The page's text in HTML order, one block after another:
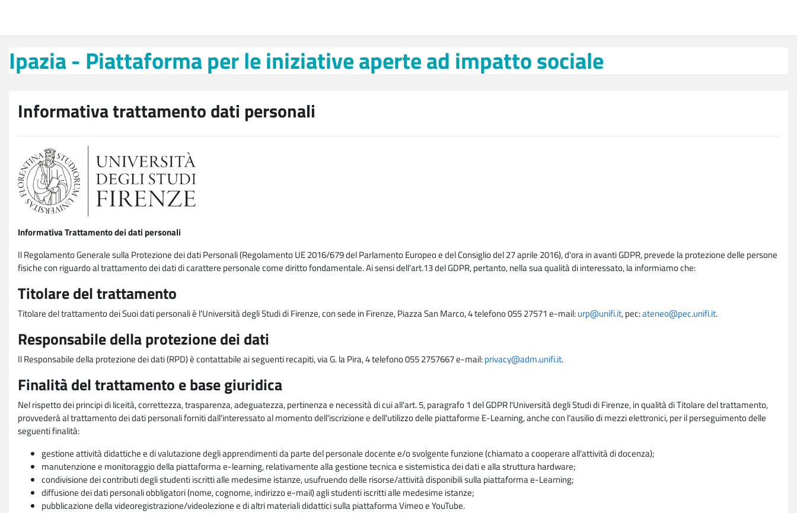
Ipazia - Piattaforma per le iniziative aperte ad impatto sociale
Informativa trattamento dati personali
Informativa Trattamento dei dati personali
Il Regolamento Generale sulla Protezione dei dati Personali (Regolamento UE 2016/679 del Parlamento Europeo e del Consiglio del 27 aprile 2016), d'ora in avanti GDPR, prevede la protezione delle persone
fisiche con riguardo al trattamento dei dati di carattere personale come diritto fondamentale. Ai sensi dell'art.13 del GDPR, pertanto, nella sua qualità di interessato, la informiamo che:
Titolare del trattamento
Titolare del trattamento dei Suoi dati personali è l'Università degli Studi di Firenze, con sede in Firenze, Piazza San Marco, 4 telefono 055 27571 e-mail:urp@unifi.it, pec:ateneo@pec.unifi.it.
Responsabile della protezione dei dati
Il Responsabile della protezione dei dati (RPD) è contattabile ai seguenti recapiti, via G. la Pira, 4 telefono 055 2757667 e-mail:privacy@adm.unifi.it.
Finalità del trattamento e base giuridica
Nel rispetto dei principi di liceità, correttezza, trasparenza, adeguatezza, pertinenza e necessità di cui all'art. 5, paragrafo 1 del GDPR l'Università degli Studi di Firenze, in qualità di Titolare del trattamento,
provvederà al trattamento dei dati personali forniti dall'interessato al momento dell'iscrizione e dell'utilizzo delle piattaforme E-Learning, anche con l'ausilio di mezzi elettronici, per il perseguimento delle
seguenti finalità:
gestione attività didattiche e di valutazione degli apprendimenti da parte del personale docente e/o svolgente funzione (chiamato a cooperare all'attività di docenza);
manutenzione e monitoraggio della piattaforma e-learning, relativamente alla gestione tecnica e sistemistica dei dati e alla struttura hardware;
condivisione dei contributi degli studenti iscritti alle medesime istanze, usufruendo delle risorse/attività disponibili sulla piattaforma e-Learning;
diffusione dei dati personali obbligatori (nome, cognome, indirizzo e-mail) agli studenti iscritti alle medesime istanze;
pubblicazione della videoregistrazione/videolezione e di altri materiali didattici sulla piattaforma Vimeo e YouTube.